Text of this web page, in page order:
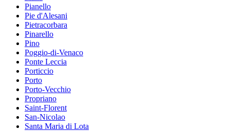
Pianello
Pie d'Alesani
Pietracorbara
Pinarello
Pino
Poggio-di-Venaco
Ponte Leccia
Porticcio
Porto
Porto-Vecchio
Propriano
Saint-Florent
San-Nicolao
Santa Maria di Lota